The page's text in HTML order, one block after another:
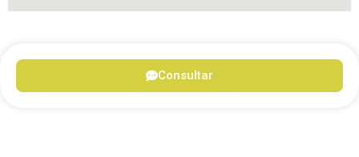
Consultar